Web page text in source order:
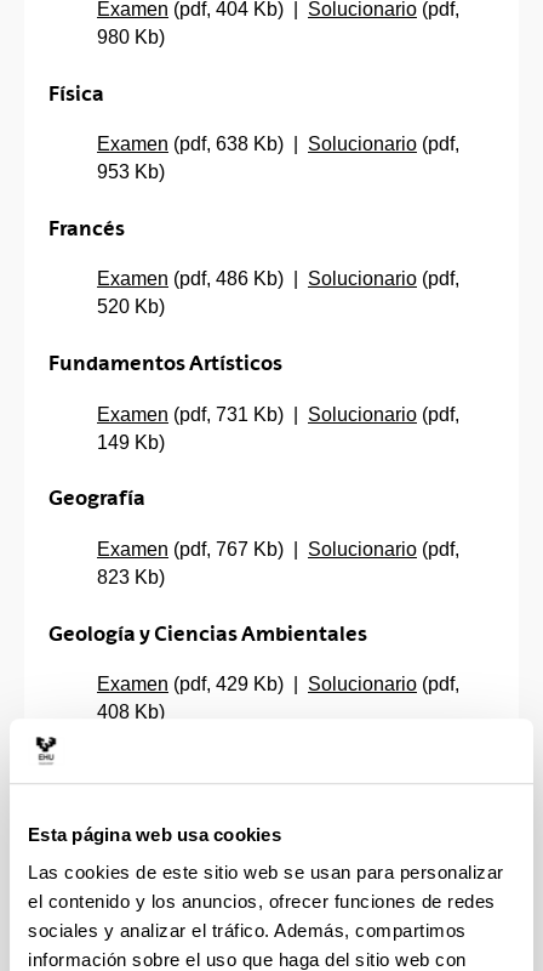
Esta página web usa cookies
Las cookies de este sitio web se usan para personalizar
el contenido y los anuncios, ofrecer funciones de redes
sociales y analizar el tráfico. Además, compartimos
información sobre el uso que haga del sitio web con
Examen (pdf, 404 Kb) | Solucionario (pdf,
980 Kb)
Física
Examen (pdf, 638 Kb) | Solucionario (pdf,
953 Kb)
Francés
Examen (pdf, 486 Kb) | Solucionario (pdf,
520 Kb)
Fundamentos Artísticos
Examen (pdf, 731 Kb) | Solucionario (pdf,
149 Kb)
Geografía
Examen (pdf, 767 Kb) | Solucionario (pdf,
823 Kb)
Geología y Ciencias Ambientales
Examen (pdf, 429 Kb) | Solucionario (pdf,
408 Kb)
Griego II
Historia de España
Examen(pdf, 55 Kb) |Solucionario(pdf, 200
Kb)